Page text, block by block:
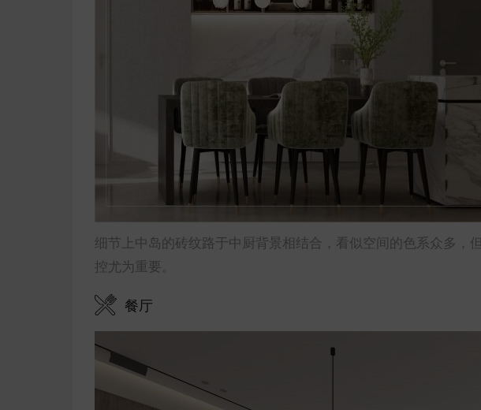
细节上中岛的砖纹路于中厨背景相结合，看似空间的色系众多，
控尤为重要。
餐厅